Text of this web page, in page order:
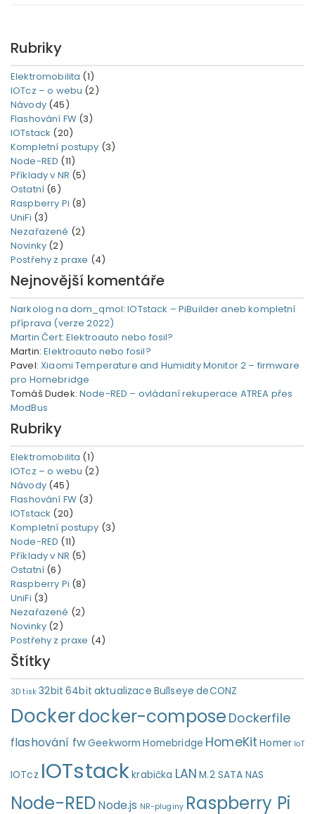
Rubriky
Elektromobilita (1)
IOTcz – o webu (2)
Návody(45)
Flashování FW(3)
IOTstack (20)
Kompletní postupy (3)
Node-RED (11)
Příklady v NR (5)
Ostatní (6)
Raspberry Pi (8)
UniFi (3)
Nezařazené (2)
Novinky (2)
Postřehy z praxe (4)
Nejnovější komentáře
Narkolog na dom_qmol:IOTstack – PiBuilder aneb kompletní
příprava (verze 2022)
Martin Čert: Elektroauto nebo fosil?
Martin:Elektroauto nebo fosil?
Pavel:Xiaomi Temperature and Humidity Monitor 2 – firmware
pro Homebridge
Tomáš Dudek: Node-RED – ovládaní rekuperace ATREA přes
ModBus
Rubriky
Elektromobilita (1)
IOTcz – o webu (2)
Návody(45)
Flashování FW(3)
IOTstack (20)
Kompletní postupy (3)
Node-RED (11)
Příklady v NR (5)
Ostatní (6)
Raspberry Pi (8)
UniFi (3)
Nezařazené (2)
Novinky (2)
Postřehy z praxe (4)
Štítky
3D tisk 32bit 64bit aktualizace Bullseye deCONZ
Dockerdocker-compose Dockerfile
flashování fwGeekworm Homebridge HomeKit Homer IoT
IOTcz IOTstackkrabička LAN M.2 SATA NAS
Node-REDNode.js NR-pluginy Raspberry Pi